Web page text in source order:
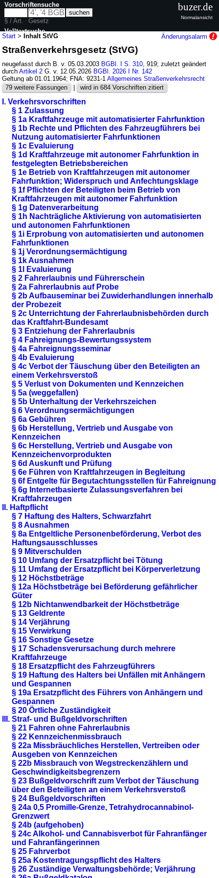
Start >Inhalt StVG Änderungsalarm
Straßenverkehrsgesetz (StVG)
neugefasst durch B. v. 05.03.2003 BGBl. I S. 310 , 919; zuletzt geändert
durchArtikel 2 G. v. 12.05.2026 BGBl. 2026 I Nr. 142
Geltung ab 01.01.1964; FNA: 9231-1Allgemeines Straßenverkehrsrecht
79 weitere Fassungen
| wird in 684 Vorschriften zitiert
I. Verkehrsvorschriften
§ 1 Zulassung
§ 1a Kraftfahrzeuge mit automatisierter Fahrfunktion
§ 1b Rechte und Pflichten des Fahrzeugführers bei
Nutzung automatisierter Fahrfunktionen
§ 1c Evaluierung
§ 1d Kraftfahrzeuge mit autonomer Fahrfunktion in
festgelegten Betriebsbereichen
§ 1e Betrieb von Kraftfahrzeugen mit autonomer
Fahrfunktion; Widerspruch und Anfechtungsklage
§ 1f Pflichten der Beteiligten beim Betrieb von
Kraftfahrzeugen mit autonomer Fahrfunktion
§ 1g Datenverarbeitung
§ 1h Nachträgliche Aktivierung von automatisierten
und autonomen Fahrfunktionen
§ 1i Erprobung von automatisierten und autonomen
Fahrfunktionen
§ 1j Verordnungsermächtigung
§ 1k Ausnahmen
§ 1l Evaluierung
§ 2 Fahrerlaubnis und Führerschein
§ 2a Fahrerlaubnis auf Probe
§ 2b Aufbauseminar bei Zuwiderhandlungen innerhalb
der Probezeit
§ 2c Unterrichtung der Fahrerlaubnisbehörden durch
das Kraftfahrt-Bundesamt
§ 3 Entziehung der Fahrerlaubnis
§ 4 Fahreignungs-Bewertungssystem
§ 4a Fahreignungsseminar
§ 4b Evaluierung
§ 4c Verbot der Täuschung über den Beteiligten an
einem Verkehrsverstoß
§ 5 Verlust von Dokumenten und Kennzeichen
§ 5a (weggefallen)
§ 5b Unterhaltung der Verkehrszeichen
§ 6 Verordnungsermächtigungen
§ 6a Gebühren
§ 6b Herstellung, Vertrieb und Ausgabe von
Kennzeichen
§ 6c Herstellung, Vertrieb und Ausgabe von
Kennzeichenvorprodukten
§ 6d Auskunft und Prüfung
§ 6e Führen von Kraftfahrzeugen in Begleitung
§ 6f Entgelte für Begutachtungsstellen für Fahreignung
§ 6g Internetbasierte Zulassungsverfahren bei
Kraftfahrzeugen
II. Haftpflicht
§ 7 Haftung des Halters, Schwarzfahrt
§ 8 Ausnahmen
§ 8a Entgeltliche Personenbeförderung, Verbot des
Haftungsausschlusses
§ 9 Mitverschulden
§ 10 Umfang der Ersatzpflicht bei Tötung
§ 11 Umfang der Ersatzpflicht bei Körperverletzung
§ 12 Höchstbeträge
§ 12a Höchstbeträge bei Beförderung gefährlicher
Güter
§ 12b Nichtanwendbarkeit der Höchstbeträge
§ 13 Geldrente
§ 14 Verjährung
§ 15 Verwirkung
§ 16 Sonstige Gesetze
§ 17 Schadensverursachung durch mehrere
Kraftfahrzeuge
§ 18 Ersatzpflicht des Fahrzeugführers
§ 19 Haftung des Halters bei Unfällen mit Anhängern
und Gespannen
§ 19a Ersatzpflicht des Führers von Anhängern und
Gespannen
§ 20 Örtliche Zuständigkeit
III. Straf- und Bußgeldvorschriften
§ 21 Fahren ohne Fahrerlaubnis
§ 22 Kennzeichenmissbrauch
§ 22a Missbräuchliches Herstellen, Vertreiben oder
Ausgeben von Kennzeichen
§ 22b Missbrauch von Wegstreckenzählern und
Geschwindigkeitsbegrenzern
§ 23 Bußgeldvorschrift zum Verbot der Täuschung
über den Beteiligten an einem Verkehrsverstoß
§ 24 Bußgeldvorschriften
§ 24a 0,5 Promille-Grenze, Tetrahydrocannabinol-
Grenzwert
§ 24b (aufgehoben)
§ 24c Alkohol- und Cannabisverbot für Fahranfänger
und Fahranfängerinnen
§ 25 Fahrverbot
§ 25a Kostentragungspflicht des Halters
§ 26 Zuständige Verwaltungsbehörde; Verjährung
Vorschriftensuche
§ / Art.
Gesetz
Volltextsuche
nur in StVG
buzer.de
Normalansicht